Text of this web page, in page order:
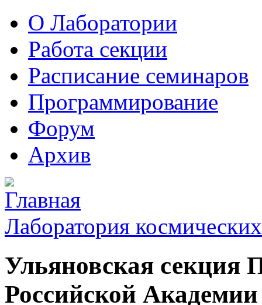
О Лаборатории
Работа секции
Расписание семинаров
Программирование
Форум
Архив
Лаборатория
Ульяновская секция
Российской